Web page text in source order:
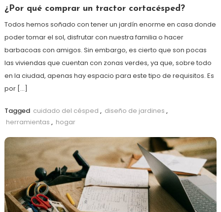
¿Por qué comprar un tractor cortacésped?
Todos hemos soñado con tener un jardín enorme en casa donde
poder tomar el sol, disfrutar con nuestra familia o hacer
barbacoas con amigos. Sin embargo, es cierto que son pocas
las viviendas que cuentan con zonas verdes, ya que, sobre todo
en la ciudad, apenas hay espacio para este tipo de requisitos. Es
por […]
Tagged cuidado del césped , diseño de jardines ,
herramientas , hogar
más